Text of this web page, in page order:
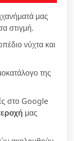
μας
στιγμή.
νύχτα και
της
στο Google
μας